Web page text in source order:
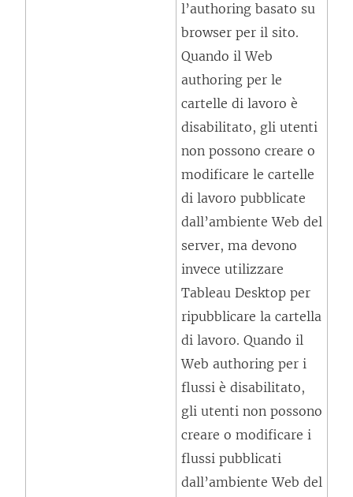
c
l
l’authoring basato su
browser per il sito.
Quando il Web
authoring per le
cartelle di lavoro è
disabilitato, gli utenti
non possono creare o
modificare le cartelle
di lavoro pubblicate
dall’ambiente Web del
server, ma devono
invece utilizzare
Tableau Desktop per
ripubblicare la cartella
di lavoro. Quando il
Web authoring per i
flussi è disabilitato,
gli utenti non possono
creare o modificare i
flussi pubblicati
dall’ambiente Web del